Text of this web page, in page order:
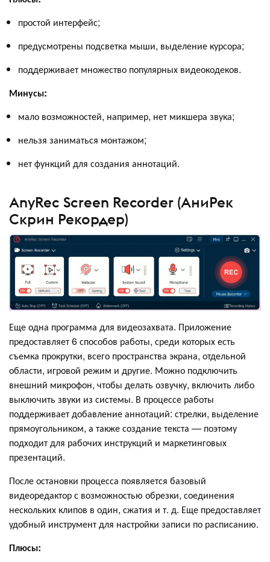
простой интерфейс;
предусмотрены подсветка мыши, выделение курсора;
поддерживает множество популярных видеокодеков.
Минусы:
мало возможностей, например, нет микшера звука;
нельзя заниматься монтажом;
нет функций для создания аннотаций.
AnyRec Screen Recorder (АниРек
Скрин Рекордер)
Еще одна программа для видеозахвата. Приложение
предоставляет 6 способов работы, среди которых есть
съемка прокрутки, всего пространства экрана, отдельной
области, игровой режим и другие. Можно подключить
внешний микрофон, чтобы делать озвучку, включить либо
выключить звуки из системы. В процессе работы
поддерживает добавление аннотаций: стрелки, выделение
прямоугольником, а также создание текста — поэтому
подходит для рабочих инструкций и маркетинговых
презентаций.
После остановки процесса появляется базовый
видеоредактор с возможностью обрезки, соединения
нескольких клипов в один, сжатия и т. д. Еще предоставляет
удобный инструмент для настройки записи по расписанию.
Плюсы: